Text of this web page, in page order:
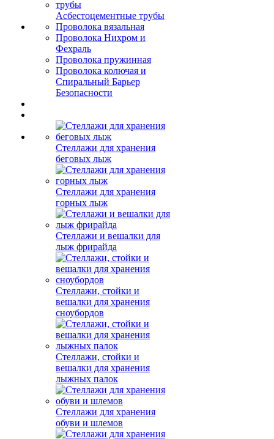
Асбестоцементные трубы
Проволока вязальная
Проволока Нихром и
Фехраль
Проволока пружинная
Проволока колючая и
Спиральный Барьер
Безопасности
Стеллажи для хранения
беговых лыж
Стеллажи для хранения
горных лыж
Стеллажи и вешалки для
лыж фрирайда
Стеллажи, стойки и
вешалки для хранения
сноубордов
Стеллажи, стойки и
вешалки для хранения
лыжных палок
Стеллажи для хранения
обуви и шлемов